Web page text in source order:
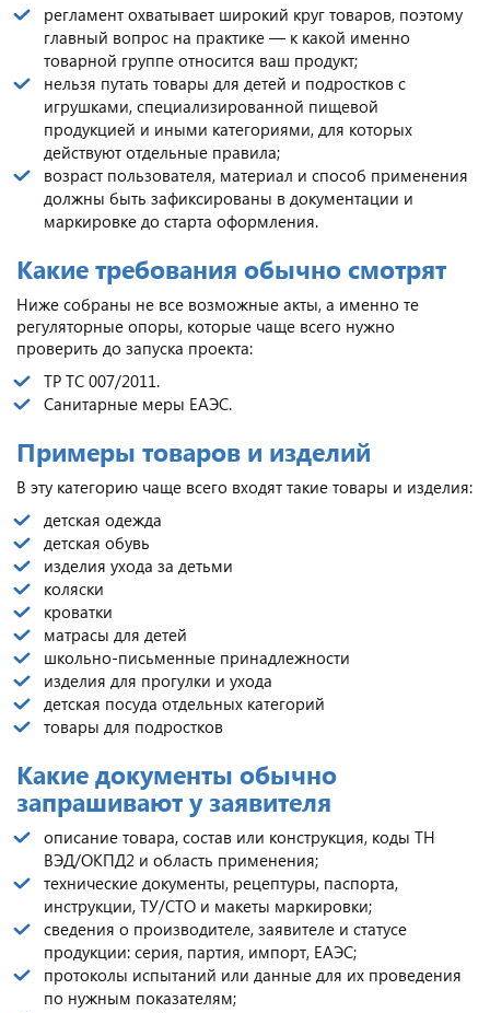
регламент охватывает широкий круг товаров, поэтому
главный вопрос на практике — к какой именно
товарной группе относится ваш продукт;
нельзя путать товары для детей и подростков с
игрушками, специализированной пищевой
продукцией и иными категориями, для которых
действуют отдельные правила;
возраст пользователя, материал и способ применения
должны быть зафиксированы в документации и
маркировке до старта оформления.
Какие требования обычно смотрят
Ниже собраны не все возможные акты, а именно те
регуляторные опоры, которые чаще всего нужно
проверить до запуска проекта:
ТР ТС 007/2011.
Санитарные меры ЕАЭС.
Примеры товаров и изделий
В эту категорию чаще всего входят такие товары и изделия:
детская одежда
детская обувь
изделия ухода за детьми
коляски
кроватки
матрасы для детей
школьно-письменные принадлежности
изделия для прогулки и ухода
детская посуда отдельных категорий
товары для подростков
Какие документы обычно
запрашивают у заявителя
описание товара, состав или конструкция, коды ТН
ВЭД/ОКПД2 и область применения;
технические документы, рецептуры, паспорта,
инструкции, ТУ/СТО и макеты маркировки;
сведения о производителе, заявителе и статусе
продукции: серия, партия, импорт, ЕАЭС;
протоколы испытаний или данные для их проведения
по нужным показателям;